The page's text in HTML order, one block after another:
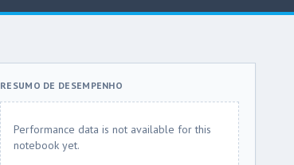
RESUMO DE DESEMPENHO
Performance data is not available for this
notebook yet.